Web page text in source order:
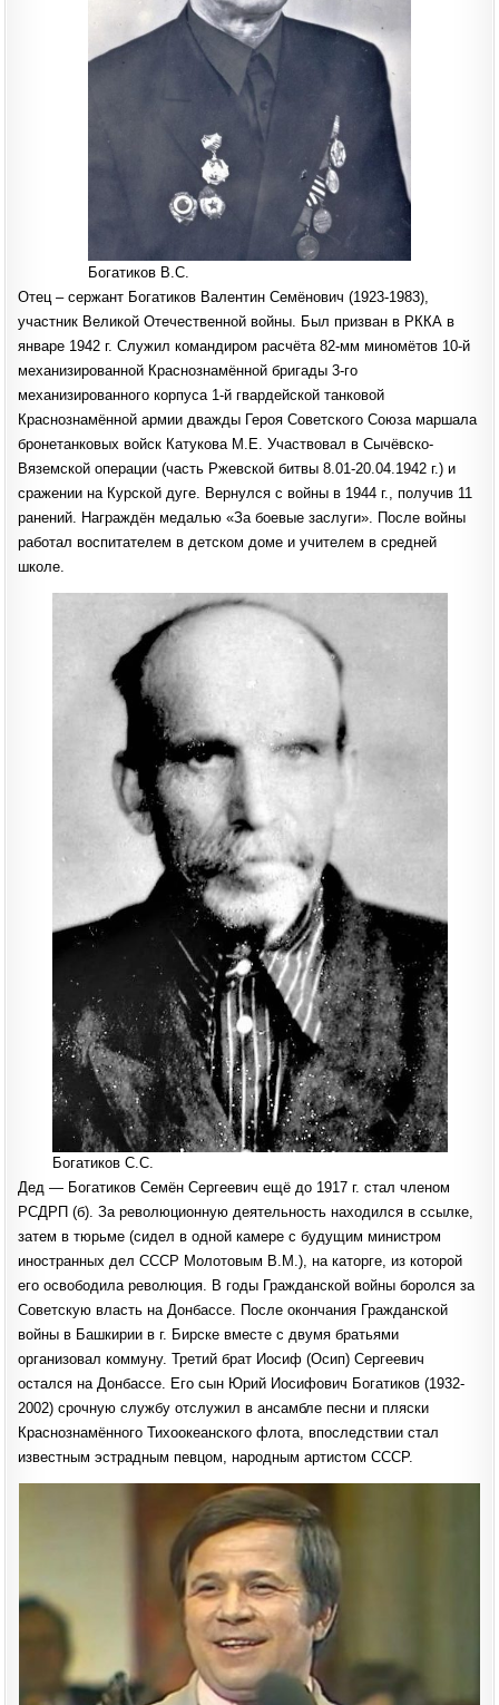
Богатиков В.С.
Отец – сержант Богатиков Валентин Семёнович (1923-1983),
участник Великой Отечественной войны. Был призван в РККА в
январе 1942 г. Служил командиром расчёта 82-мм миномётов 10-й
механизированной Краснознамённой бригады 3-го
механизированного корпуса 1-й гвардейской танковой
Краснознамённой армии дважды Героя Советского Союза маршала
бронетанковых войск Катукова М.Е. Участвовал в Сычёвско-
Вяземской операции (часть Ржевской битвы 8.01-20.04.1942 г.) и
сражении на Курской дуге. Вернулся с войны в 1944 г., получив 11
ранений. Награждён медалью «За боевые заслуги». После войны
работал воспитателем в детском доме и учителем в средней
школе.
Богатиков С.С.
Дед — Богатиков Семён Сергеевич ещё до 1917 г. стал членом
РСДРП (б). За революционную деятельность находился в ссылке,
затем в тюрьме (сидел в одной камере с будущим министром
иностранных дел СССР Молотовым В.М.), на каторге, из которой
его освободила революция. В годы Гражданской войны боролся за
Советскую власть на Донбассе. После окончания Гражданской
войны в Башкирии в г. Бирске вместе с двумя братьями
организовал коммуну. Третий брат Иосиф (Осип) Сергеевич
остался на Донбассе. Его сын Юрий Иосифович Богатиков (1932-
2002) срочную службу отслужил в ансамбле песни и пляски
Краснознамённого Тихоокеанского флота, впоследствии стал
известным эстрадным певцом, народным артистом СССР.